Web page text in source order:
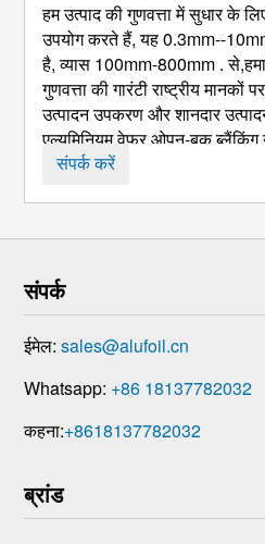
हम उत्पाद की गुणवत्ता में सुधार के
उपयोग करते हैं, यह 0.3mm--
है, व्यास 100mm-800mm .
गुणवत्ता की गारंटी राष्ट्रीय
उत्पादन उपकरण और शानदार
एल्यूमिनियम वेफर ओपन-बुक
हैं:: खिला ट्रॉली, अनकॉयलर, ...
संपर्क करें
संपर्क
ईमेल:sales@alufoil.cn
Whatsapp: +86 18137782032
कहना:+8618137782032
ब्रांड